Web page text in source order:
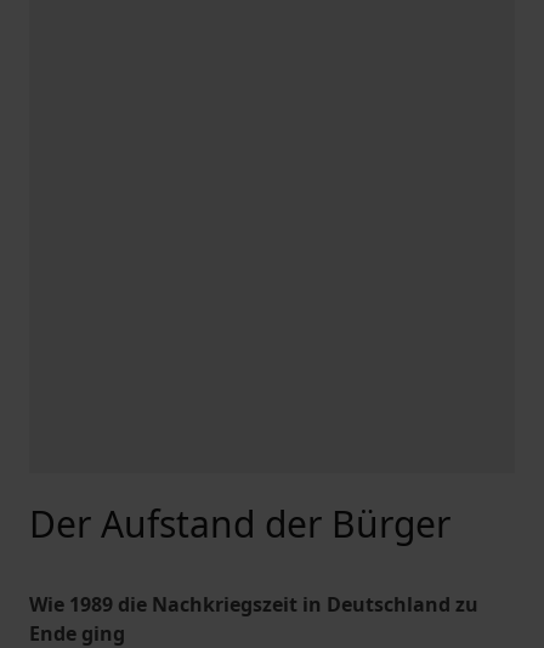
Der Aufstand der Bürger
Wie 1989 die Nachkriegszeit in Deutschland zu
Ende ging